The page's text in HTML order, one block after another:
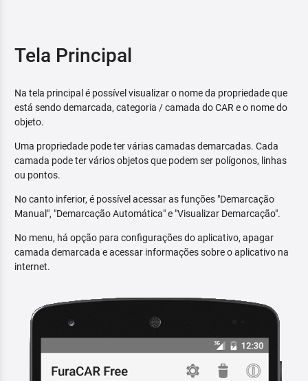
Tela Principal
Na tela principal é possível visualizar o nome da propriedade que
está sendo demarcada, categoria / camada do CAR e o nome do
objeto.
Uma propriedade pode ter várias camadas demarcadas. Cada
camada pode ter vários objetos que podem ser polígonos, linhas
ou pontos.
No canto inferior, é possível acessar as funções "Demarcação
Manual", "Demarcação Automática" e "Visualizar Demarcação".
No menu, há opção para configurações do aplicativo, apagar
camada demarcada e acessar informações sobre o aplicativo na
internet.